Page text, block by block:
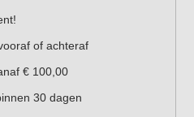
of achteraf
€ 100,00
30 dagen